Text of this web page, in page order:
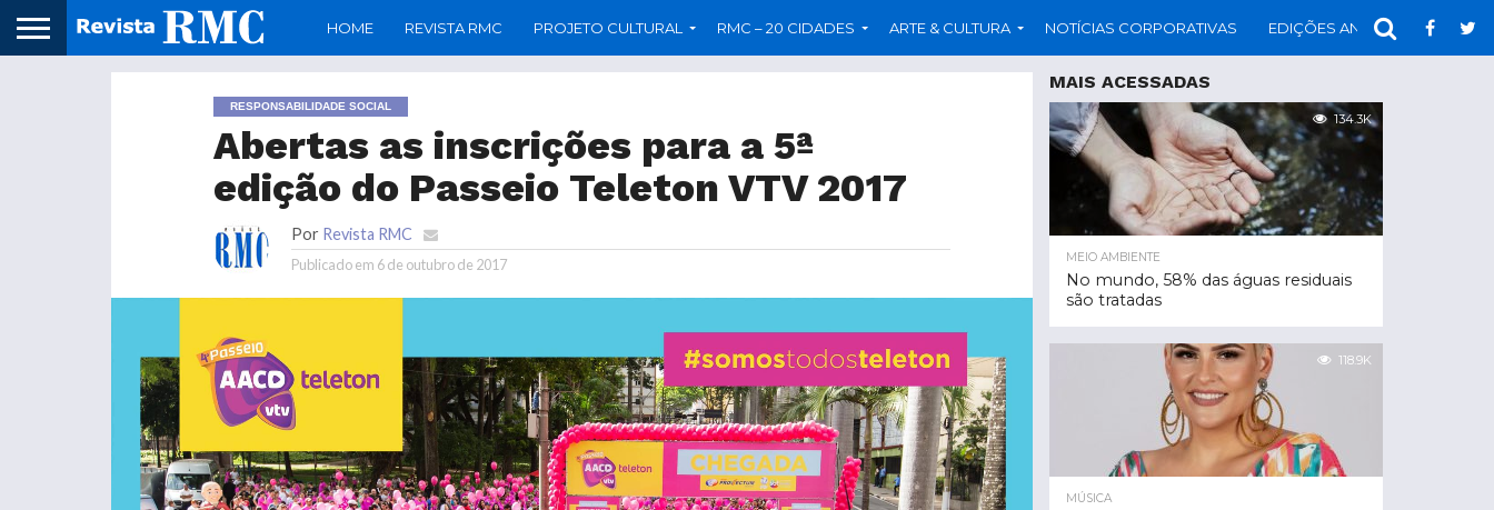
HOME REVISTA RMC PROJETO CULTURAL RMC – 20 CIDADES ARTE & CULTURA NOTÍCIAS CORPORATIVAS EDIÇÕES ANTERIORES
RESPONSABILIDADE SOCIAL
Abertas as inscrições para a 5ª
edição do Passeio Teleton VTV 2017
Por Revista RMC
Publicado em 6 de outubro de 2017
MAIS ACESSADAS
134.3K
MEIO AMBIENTE
No mundo, 58% das águas residuais
são tratadas
118.9K
MÚSICA